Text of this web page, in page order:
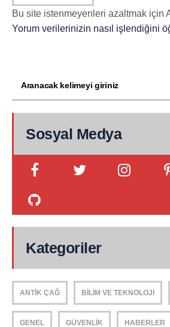
Bu site istenmeyenleri azaltmak için
Yorum verilerinizin nasıl işlendiğini
Sosyal Medya
Kategoriler
ANTIK ÇAĞ BILIM VE TEKNOLOJI
GENEL GÜVENLIK HABERLER